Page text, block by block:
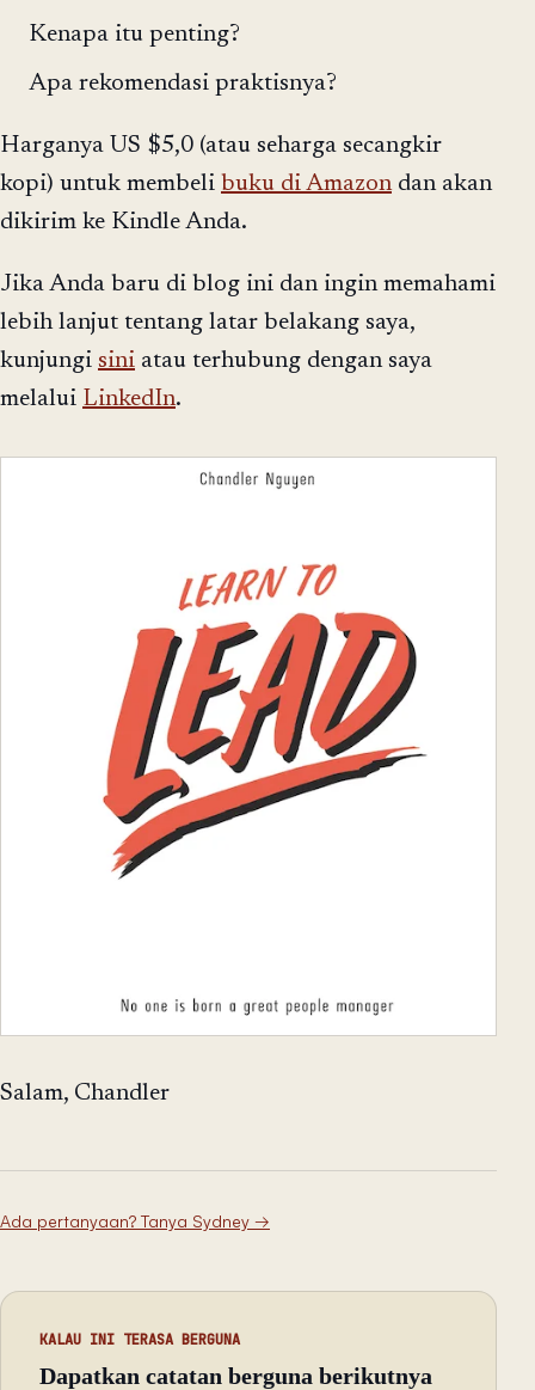
Kenapa itu penting?
Apa rekomendasi praktisnya?
Harganya US $5,0 (atau seharga secangkir
kopi) untuk membeli buku di Amazondan akan
dikirim ke Kindle Anda.
Jika Anda baru di blog ini dan ingin memahami
lebih lanjut tentang latar belakang saya,
kunjungi sini atau terhubung dengan saya
melalui LinkedIn.
Salam, Chandler
Ada pertanyaan? Tanya Sydney →
KALAU INI TERASA BERGUNA
Dapatkan catatan berguna berikutnya